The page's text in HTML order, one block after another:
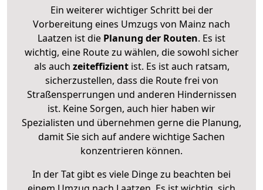
Ein weiterer wichtiger Schritt bei der
Vorbereitung eines Umzugs von Mainz nach
Laatzen ist die Planung der Routen. Es ist
wichtig, eine Route zu wählen, die sowohl sicher
als auch zeiteffizientist. Es ist auch ratsam,
sicherzustellen, dass die Route frei von
Straßensperrungen und anderen Hindernissen
ist. Keine Sorgen, auch hier haben wir
Spezialisten und übernehmen gerne die Planung,
damit Sie sich auf andere wichtige Sachen
konzentrieren können.
In der Tat gibt es viele Dinge zu beachten bei